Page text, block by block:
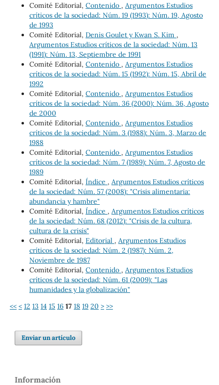
Comité Editorial, Contenido , Argumentos Estudios
críticos de la sociedad: Núm. 19 (1993): Núm. 19, Agosto
de 1993
Comité Editorial, Denis Goulet y Kwan S. Kim ,
Argumentos Estudios críticos de la sociedad: Núm. 13
(1991): Núm. 13, Septiembre de 1991
Comité Editorial, Contenido , Argumentos Estudios
críticos de la sociedad: Núm. 15 (1992): Núm. 15, Abril de
1992
Comité Editorial, Contenido , Argumentos Estudios
críticos de la sociedad: Núm. 36 (2000): Núm. 36, Agosto
de 2000
Comité Editorial, Contenido , Argumentos Estudios
críticos de la sociedad: Núm. 3 (1988): Núm. 3, Marzo de
1988
Comité Editorial, Contenido , Argumentos Estudios
críticos de la sociedad: Núm. 7 (1989): Núm. 7, Agosto de
1989
Comité Editorial, Índice , Argumentos Estudios críticos
de la sociedad: Núm. 57 (2008): "Crisis alimentaria:
abundancia y hambre"
Comité Editorial, Índice , Argumentos Estudios críticos
de la sociedad: Núm. 68 (2012): "Crisis de la cultura,
cultura de la crisis"
Comité Editorial, Editorial , Argumentos Estudios
críticos de la sociedad: Núm. 2 (1987): Núm. 2,
Noviembre de 1987
Comité Editorial, Contenido , Argumentos Estudios
críticos de la sociedad: Núm. 61 (2009): "Las
humanidades y la globalización"
<< < 12 13 14 15 16 17 18 19 20 > >>
Enviar un artículo
Información